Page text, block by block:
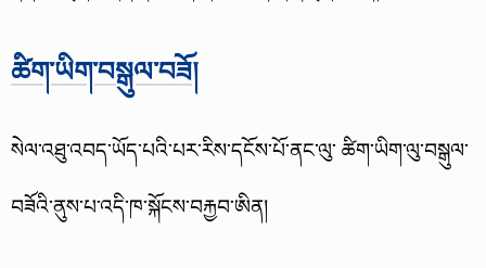
ཚིག་ཡིག་བསྒུལ་བཟོ།
སེལ་འཐུ་འབད་ཡོད་པའི་པར་རིས་དངོས་པོ་ནང་ལུ་ ཚིག་ཡིག་ལུ་བསྒུལ་
བཟོའི་ནུས་པ་འདི་ཁ་སྐོངས་བརྐྱབ་ཨིན།